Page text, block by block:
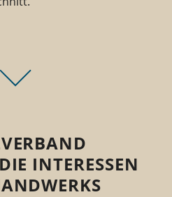
INTERESSEN